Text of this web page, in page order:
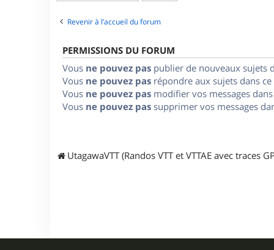
Revenir à l’accueil du forum
PERMISSIONS DU FORUM
Vous ne pouvez pas publier de nouveaux sujets
Vous ne pouvez pas répondre aux sujets dans
Vous ne pouvez pas modifier vos messages
Vous ne pouvez pas supprimer vos messages
UtagawaVTT (Randos VTT et VTTAE avec traces